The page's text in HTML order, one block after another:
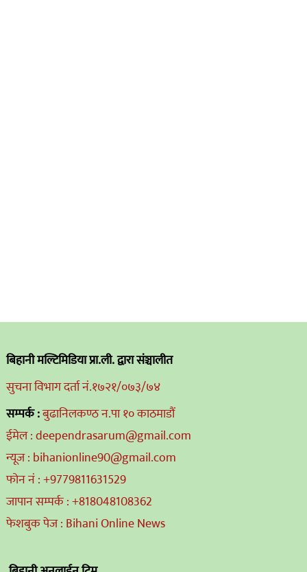
बिहानी मल्टिमिडिया प्रा.ली. द्वारा संञ्चालीत
सुचना विभाग दर्ता नं.१७२१/०७३/७४
सम्पर्क :बुढानिलकण्ठ न.पा १० काठमाडौं
ईमेल : deependrasarum@gmail.com
न्यूज : bihanionline90@gmail.com
फोन नं : +9779811631529
जापान सम्पर्क : +818048108362
फेशबुक पेज : Bihani Online News